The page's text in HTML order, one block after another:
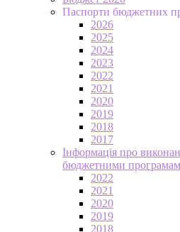
Паспорти бюджетних
2026
2025
2024
2023
2022
2021
2020
2019
2018
2017
Інформація про
бюджетними
2022
2021
2020
2019
2018